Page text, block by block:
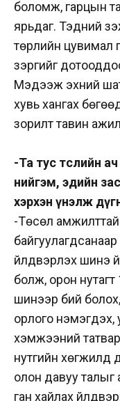
боломж, гарцын
ярьдаг. Тэдний
төрлийн цувимал
зэргийг
Мэдээж эхний
хувь хангах
зорилт тавин
-Та тус төслийн
нийгэм, эдийн
хэрхэн үнэлж
-Төсөл
байгуулагдсанаар
үйлдвэрлэх шинэ
болж, орон
шинээр бий
орлого нэмэгдэх,
хэмжээний
нутгийн хөгжилд
олон давуу талыг
ган хайлах